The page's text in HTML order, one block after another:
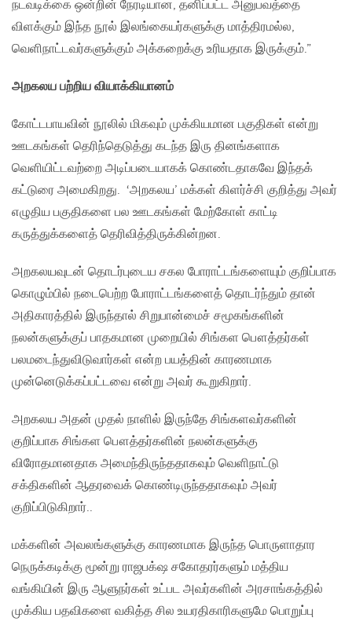
நடவடிக்கை ஒன்றின் நேரடியான, தனிப்பட்ட அனுபவத்தை
விளக்கும் இந்த நூல் இலங்கையர்களுக்கு மாத்திரமல்ல,
வெளிநாட்டவர்களுக்கும் அக்கறைக்கு உரியதாக இருக்கும்.”
அறகலய பற்றிய வியாக்கியானம்
கோட்டபாயவின் நூலில் மிகவும் முக்கியமான பகுதிகள் என்று
ஊடகங்கள் தெரிந்தெடுத்து கடந்த இரு தினங்களாக
வெளியிட்டவற்றை அடிப்படையாகக் கொண்டதாகவே இந்தக்
கட்டுரை அமைகிறது. ‘அறகலய’ மக்கள் கிளர்ச்சி குறித்து அவர்
எழுதிய பகுதிகளை பல ஊடகங்கள் மேற்கோள் காட்டி
கருத்துக்களைத் தெரிவித்திருக்கின்றன.
அறகலயவுடன் தொடர்புடைய சகல போராட்டங்களையும் குறிப்பாக
கொழும்பில் நடைபெற்ற போராட்டங்களைத் தொடர்ந்தும் தான்
அதிகாரத்தில் இருந்தால் சிறுபான்மைச் சமூகங்களின்
நலன்களுக்குப் பாதகமான முறையில் சிங்கள பௌத்தர்கள்
பலமடைந்துவிடுவார்கள் என்ற பயத்தின் காரணமாக
முன்னெடுக்கப்பட்டவை என்று அவர் கூறுகிறார்.
அறகலய அதன் முதல் நாளில் இருந்தே சிங்களவர்களின்
குறிப்பாக சிங்கள பௌத்தர்களின் நலன்களுக்கு
விரோதமானதாக அமைந்திருந்ததாகவும் வெளிநாட்டு
சக்திகளின் ஆதரவைக் கொண்டிருந்ததாகவும் அவர்
குறிப்பிடுகிறார்..
மக்களின் அவலங்களுக்கு காரணமாக இருந்த பொருளாதார
நெருக்கடிக்கு மூன்று ராஜபக்‌ஷ சகோதரர்களும் மத்திய
வங்கியின் இரு ஆளுநர்கள் உட்பட அவர்களின் அரசாங்கத்தில்
முக்கிய பதவிகளை வகித்த சில உயரதிகாரிகளுமே பொறுப்பு